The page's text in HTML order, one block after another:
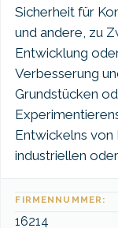
Sicherheit für
und andere, zu
Entwicklung
Verbesserung
Grundstücken
Entwickelns von
industriellen
FIRMENNUMMER:
16214